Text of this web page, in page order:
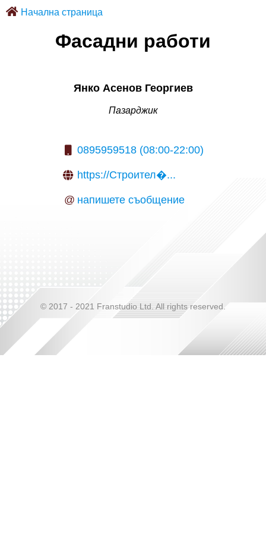
Начална страница
Фасадни работи
Янко Асенов Георгиев
Пазарджик
0895959518 (08:00-22:00)
https://Строител�...
@ напишете съобщение
© 2017 - 2021 Franstudio Ltd. All rights reserved.